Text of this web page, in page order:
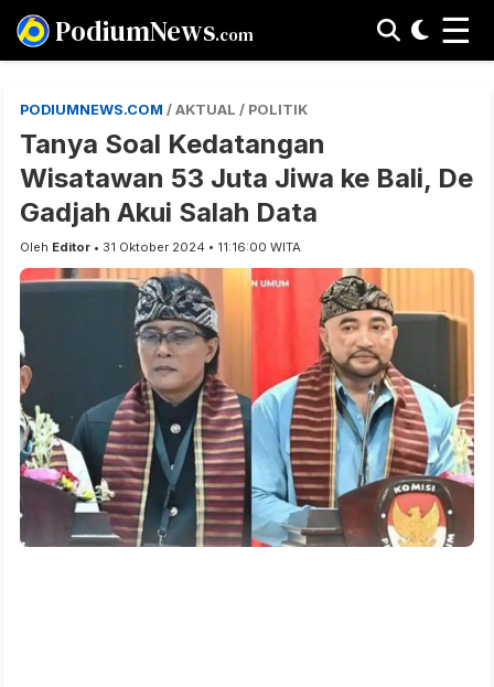
PodiumNews.com ☰
PODIUMNEWS.COM / AKTUAL / POLITIK
Tanya Soal Kedatangan
Wisatawan 53 Juta Jiwa ke Bali, De
Gadjah Akui Salah Data
Oleh Editor • 31 Oktober 2024 • 11:16:00 WITA